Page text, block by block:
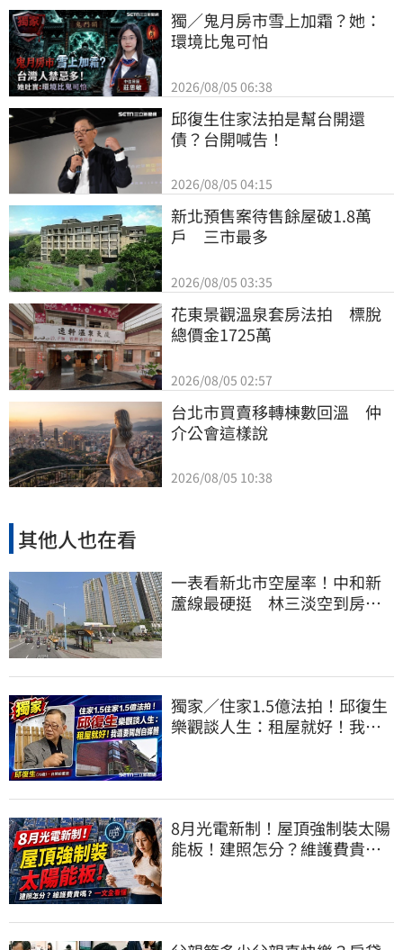
獨／鬼月房市雪上加霜？她：
環境比鬼可怕
2026/08/05 06:38
邱復生住家法拍是幫台開還
債？台開喊告！
2026/08/05 04:15
新北預售案待售餘屋破1.8萬
戶　三市最多
2026/08/05 03:35
花東景觀溫泉套房法拍　標脫
總價金1725萬
2026/08/05 02:57
台北市買賣移轉棟數回溫　仲
介公會這樣說
2026/08/05 10:38
其他人也在看
一表看新北市空屋率！中和新
蘆線最硬挺 林三淡空到房價
獨家／住家1.5億法拍！邱復生
樂觀談人生：租屋就好！我還
8月光電新制！屋頂強制裝太陽
能板！建照怎分？維護費貴